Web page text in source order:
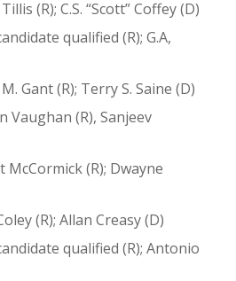
(R); C.S. “Scott” Coffey (D)
qualified (R); G.A,
Gant (R); Terry S. Saine (D)
Vaughan (R), Sanjeev
McCormick (R); Dwayne
(R); Allan Creasy (D)
qualified (R); Antonio